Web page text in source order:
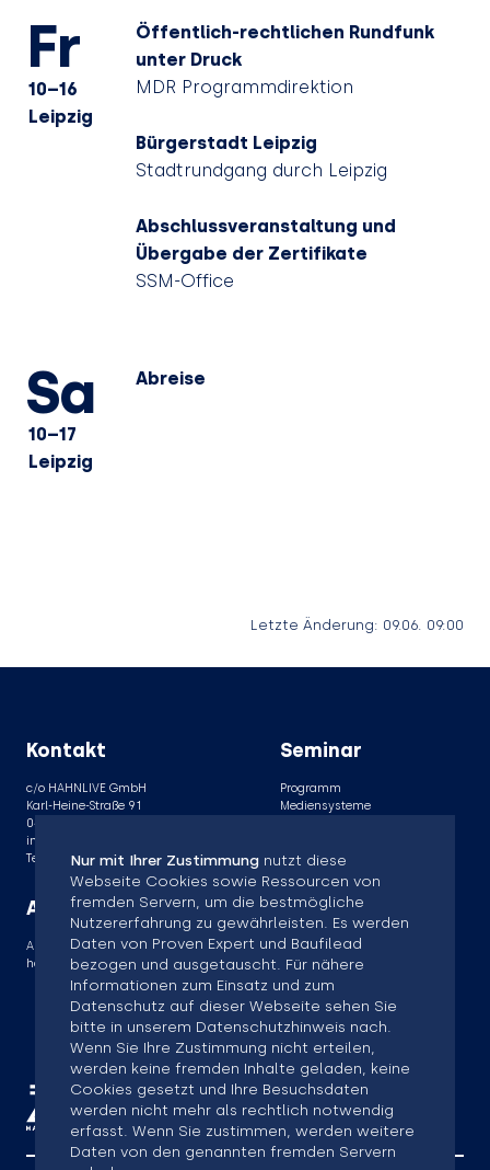
Nur mit Ihrer Zustimmung nutzt diese
Webseite Cookies sowie Ressourcen von
fremden Servern, um die bestmögliche
Nutzererfahrung zu gewährleisten. Es werden
Daten von Proven Expert und Baufilead
bezogen und ausgetauscht. Für nähere
Informationen zum Einsatz und zum
Datenschutz auf dieser Webseite sehen Sie
bitte in unserem Datenschutzhinweis nach.
Wenn Sie Ihre Zustimmung nicht erteilen,
werden keine fremden Inhalte geladen, keine
Cookies gesetzt und Ihre Besuchsdaten
werden nicht mehr als rechtlich notwendig
erfasst. Wenn Sie zustimmen, werden weitere
Daten von den genannten fremden Servern
Fr
10–16
Leipzig
Öffentlich-rechtlichen Rundfunk
unter Druck
MDR Programmdirektion
Bürgerstadt Leipzig
Stadtrundgang durch Leipzig
Abschlussveranstaltung und
Übergabe der Zertifikate
SSM-Office
Sa
10–17
Leipzig
Abreise
Letzte Änderung: 09.06. 09:00
Kontakt
c/o HAHNLIVE GmbH
Karl-Heine-Straße 91
04229 Leipzig
info@ssm-seminar.de
Tel: +49 341 3929469-1
Ansprechpartner
Andreas Hahn
hahn@hahnlive.de
Seminar
Programm
Mediensysteme
Kontakt